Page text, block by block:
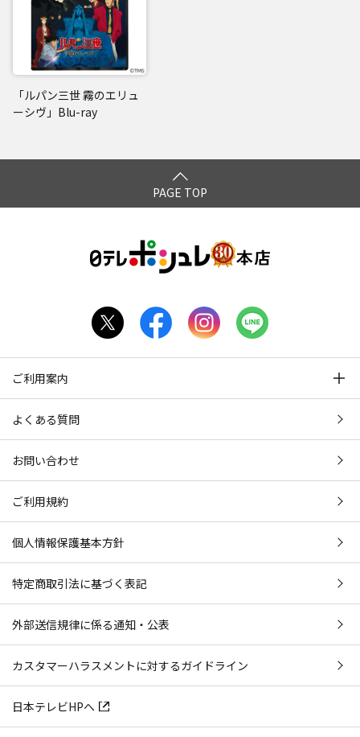
「ルパン三世 霧のエリュ
ーシヴ」Blu-ray
PAGE TOP
ご利用案内
よくある質問
お問い合わせ
ご利用規約
個人情報保護基本方針
特定商取引法に基づく表記
外部送信規律に係る通知・公表
カスタマーハラスメントに対するガイドライン
日本テレビHPへ